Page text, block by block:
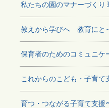
私たちの園のマナーづくり
教えから学びへ 教育にと
保育者のためのコミュニケ
これからのこども・子育て
育つ・つながる子育て支援